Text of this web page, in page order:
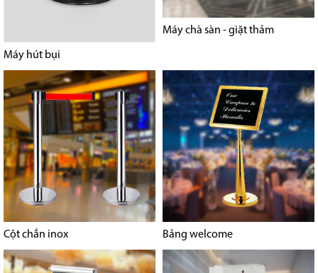
Máy hút bụi
Máy chà sàn - giặt thảm
Cột chắn inox Bảng welcome